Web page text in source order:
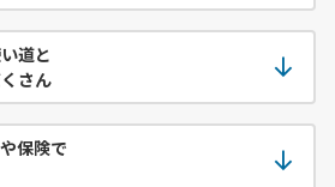
道と
さん
保険で